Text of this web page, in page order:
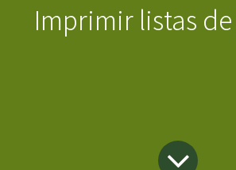
Imprimir listas